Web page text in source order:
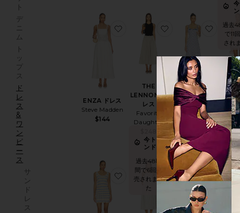
ト
デ
ニ
ム
ト
ッ
プ
ス
ド
レ
ス
&
ワ
ン
ピ
ー
ス
サ
ン
ド
レ
ス
ENZA ドレス
Steve Madden
$144
お気に入りENZA ドレス
THE
LENNON ド
レス
Favorite
Daughter
お気に入りTHE
FREE PEOPLE
HAVENWOOD
マキシドレス
Free People
Sale
$162
$248
お気
過去
で11
され
レ
For
お気に入りSUNCHASER ドレス
今トレ
ンド！
過去48時
間で6回販
売されまし
た
お気に入りBENETTA
今トレン
ド！
過去48時間
で8回販売さ
れました
お気に